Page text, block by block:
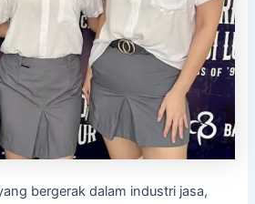
bergerak dalam industri jasa,